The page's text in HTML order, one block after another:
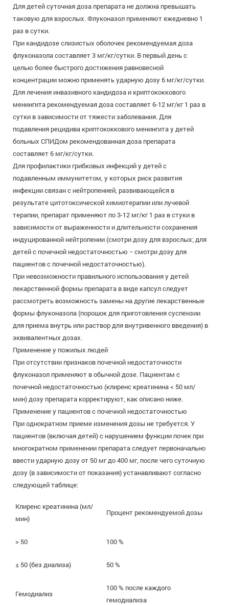
Для детей суточная доза препарата не должна превышать
таковую для взрослых. Флуконазол применяют ежедневно 1
раз в сутки.
При кандидозе слизистых оболочек рекомендуемая доза
флуконазола составляет 3 мг/кг/сутки. В первый день с
целью более быстрого достижения равновесной
концентрации можно применять ударную дозу 6 мг/кг/сутки.
Для лечения инвазивного кандидоза и криптококкового
менингита рекомендуемая доза составляет 6-12 мг/кг 1 раз в
сутки в зависимости от тяжести заболевания. Для
подавления рецидива криптококкового менингита у детей
больных СПИДом рекомендованная доза препарата
составляет 6 мг/кг/сутки.
Для профилактики грибковых инфекций у детей с
подавленным иммунитетом, у которых риск развития
инфекции связан с нейтропенией, развивающейся в
результате цитотоксической химиотерапии или лучевой
терапии, препарат применяют по 3-12 мг/кг 1 раз в стуки в
зависимости от выраженности и длительности сохранения
индуцированной нейтропении (смотри дозу для взрослых; для
детей с почечной недостаточностью − смотри дозу для
пациентов с почечной недостаточностью).
При невозможности правильного использования у детей
лекарственной формы препарата в виде капсул следует
рассмотреть возможность замены на другие лекарственные
формы флуконазола (порошок для приготовления суспензии
для приема внутрь или раствор для внутривенного введения) в
эквивалентных дозах.
Применение у пожилых людей
При отсутствии признаков почечной недостаточности
флуконазол применяют в обычной дозе. Пациентам с
почечной недостаточностью (клиренс креатинина < 50 мл/
мин) дозу препарата корректируют, как описано ниже.
Применение у пациентов с почечной недостаточностью
При однократном приеме изменения дозы не требуется. У
пациентов (включая детей) с нарушением функции почек при
многократном применении препарата следует первоначально
ввести ударную дозу от 50 мг до 400 мг, после чего суточную
дозу (в зависимости от показания) устанавливают согласно
следующей таблице:
Клиренс креатинина (мл/
мин)
Процент рекомендуемой дозы
> 50 100 %
≤ 50 (без диализа) 50 %
Гемодиализ
100 % после каждого
гемодиализа